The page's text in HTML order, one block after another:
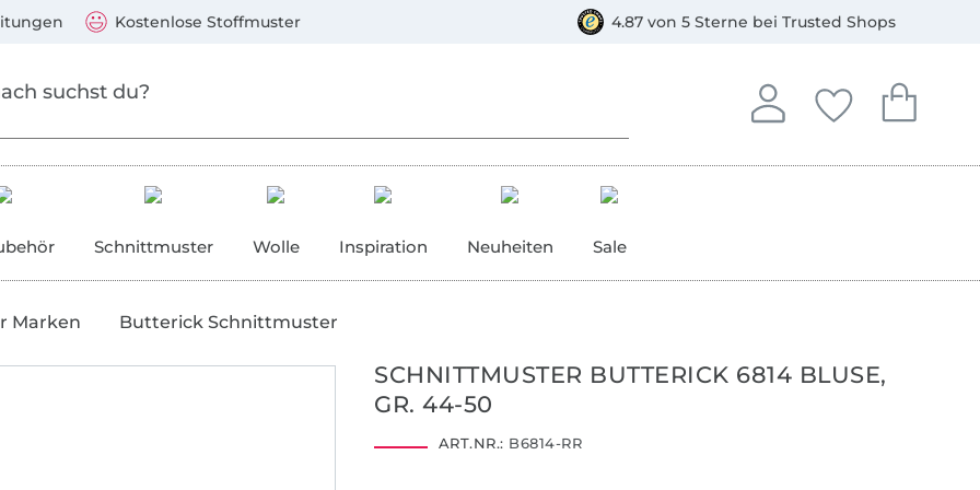
Kostenlose Stoffmuster 4.87 von 5 Sterne bei Trusted Shops
Anmelden
In deinem Konto
Deine
Du hast keine
Dein
Du hast
Schnittmuster Wolle Inspiration Neuheiten Sale
Marken Butterick Schnittmuster
SCHNITTMUSTER BUTTERICK 6814 BLUSE,
GR. 44-50
ART.NR.: B6814-RR
Mastercard, PayPal, Giropay, Kauf auf Rechnung, Vorkasse